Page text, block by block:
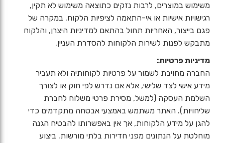
משימוש במוצרים, לרבות נזקים כתוצאה משימוש לא תקין,
רגישויות אישיות או אי-התאמה לציפיות הלקוח. במקרה של
פגם בייצור, האחריות תחול בהתאם למדיניות היצרן, והלקוח
מתבקש לפנות לשירות הלקוחות להסדרת העניין.
מדיניות פרטיות:
החברה מחויבת לשמור על פרטיות לקוחותיה ולא תעביר
מידע אישי לצד שלישי, אלא אם נדרש לפי חוק או לצורך
השלמת העסקה (למשל, מסירת פרטי משלוח לחברת
שליחויות). האתר משתמש באמצעי אבטחה מתקדמים כדי
להגן על מידע הלקוחות, אך אין באפשרותו להבטיח הגנה
מוחלטת על הנתונים מפני חדירות בלתי מורשות. ביצוע